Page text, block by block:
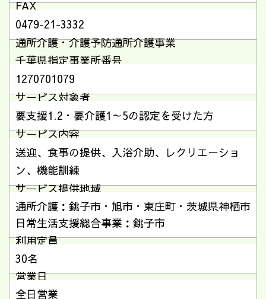
FAX
0479-21-3332
通所介護・介護予防通所介護事業
千葉県指定事業所番号
1270701079
サービス対象者
要支援1.2・要介護1～5の認定を受けた方
サービス内容
送迎、食事の提供、入浴介助、レクリエーショ
ン、機能訓練
サービス提供地域
通所介護：銚子市・旭市・東庄町・茨城県神栖市
日常生活支援総合事業：銚子市
利用定員
30名
営業日
全日営業